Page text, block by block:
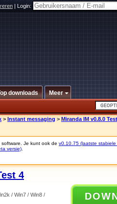
|Login:
downloads Meer
> Instant messaging > Miranda IM v0.8.0
Je kunt ook de v0.10.75 (laatste stabiele
versie)
4
/ Win7 / Win8 /